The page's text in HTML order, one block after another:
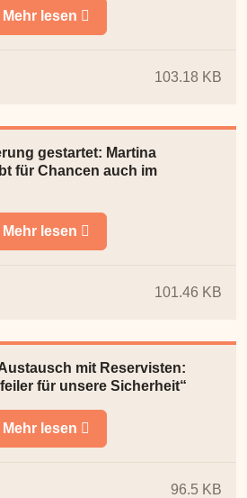
Mehr lesen
103.18 KB
gestartet: Martina
für Chancen auch im
Mehr lesen
101.46 KB
mit Reservisten:
für unsere Sicherheit“
Mehr lesen
96.5 KB